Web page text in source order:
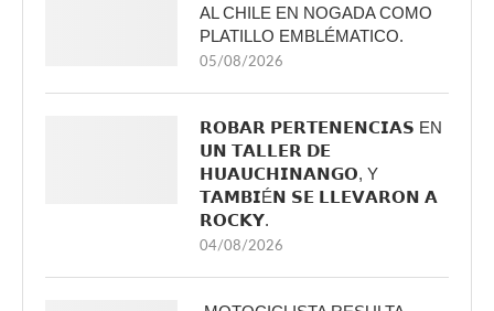
AL CHILE EN NOGADA COMO
PLATILLO EMBLÉMATICO.
05/08/2026
𝗥𝗢𝗕𝗔𝗥 𝗣𝗘𝗥𝗧𝗘𝗡𝗘𝗡𝗖𝗜𝗔𝗦 EN
𝗨𝗡 𝗧𝗔𝗟𝗟𝗘𝗥 𝗗𝗘
𝗛𝗨𝗔𝗨𝗖𝗛𝗜𝗡𝗔𝗡𝗚𝗢, Y
𝗧𝗔𝗠𝗕𝗜É𝗡 𝗦𝗘 𝗟𝗟𝗘𝗩𝗔𝗥𝗢𝗡 𝗔
𝗥𝗢𝗖𝗞𝗬.
04/08/2026